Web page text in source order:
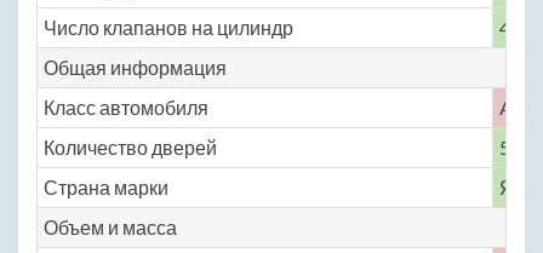
Число клапанов на цилиндр
4
Общая информация
Класс автомобиля
A
Количество дверей
5
Страна марки
Объем и масса